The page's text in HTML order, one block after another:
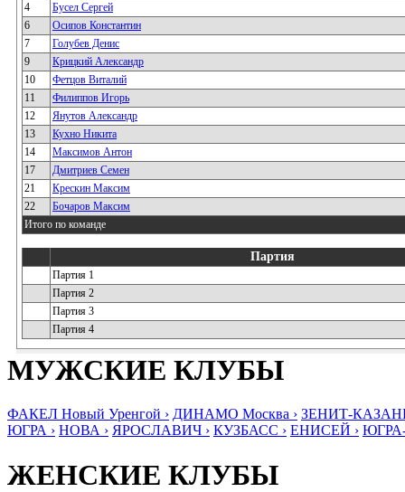
4
Бусел Сергей
6
Осипов Константин
7
Голубев Денис
9
Крицкий Александр
10
Фетцов Виталий
11
Филиппов Игорь
12
Янутов Александр
13
Кухно Никита
14
Максимов Антон
17
Дмитриев Семен
21
Крескин Максим
22
Бочаров Максим
Итого по команде
Партия
Партия 1
Партия 2
Партия 3
Партия 4
МУЖСКИЕ КЛУБЫ
ФАКЕЛ Новый Уренгой › ДИНАМО Москва › ЗЕНИТ-
ЮГРА › НОВА › ЯРОСЛАВИЧ › КУЗБАСС › ЕНИСЕЙ ›
ЖЕНСКИЕ КЛУБЫ